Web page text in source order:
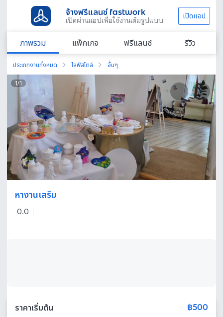
จ้างฟรีแลนซ์ fastwork
เปิดผ่านแอปเพื่อใช้งานเต็มรูปแบบ เปิดแอป
ภาพรวม แพ็กเกจ ฟรีแลนซ์ รีวิว
ประเภทงานทั้งหมด ไลฟ์สไตล์ อื่นๆ
1/1
หางานเสริม
0.0
ราคาเริ่มต้น ฿500